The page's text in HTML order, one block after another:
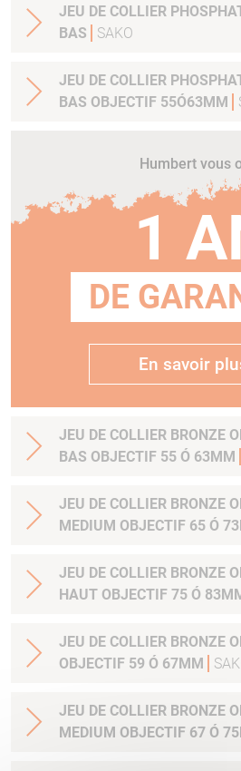
JEU DE COLLIER PHOSPHATE
BAS
SAKO
JEU DE COLLIER
BAS OBJECTIF 55Ó63MM
Humbert vous
1
DE
En savoir
JEU DE COLLIER BRONZE
BAS OBJECTIF 55 Ó 63MM
JEU DE COLLIER BRONZE OPTILOCK 25.4MM
MEDIUM OBJECTIF 65 Ó
JEU DE COLLIER BRONZE
HAUT OBJECTIF 75 Ó
JEU DE COLLIER BRONZE
OBJECTIF 59 Ó 67MM
JEU DE COLLIER BRONZE
MEDIUM OBJECTIF 67 Ó